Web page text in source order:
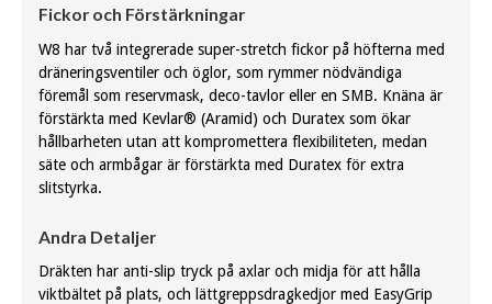
Fickor och Förstärkningar
W8 har två integrerade super-stretch fickor på höfterna med
dräneringsventiler och öglor, som rymmer nödvändiga
föremål som reservmask, deco-tavlor eller en SMB. Knäna är
förstärkta med Kevlar® (Aramid) och Duratex som ökar
hållbarheten utan att kompromettera flexibiliteten, medan
säte och armbågar är förstärkta med Duratex för extra
slitstyrka.
Andra Detaljer
Dräkten har anti-slip tryck på axlar och midja för att hålla
viktbältet på plats, och lättgreppsdragkedjor med EasyGrip